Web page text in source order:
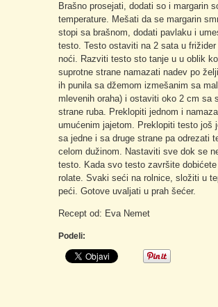
Brašno prosejati, dodati so i margarin
temperature. Mešati da se margarin
stopi sa brašnom, dodati pavlaku i
testo. Testo ostaviti na 2 sata u frižider
noći. Razviti testo sto tanje u u oblik
suprotne strane namazati nadev po
ih punila sa džemom izmešanim sa
mlevenih oraha) i ostaviti oko 2 cm sa
strane ruba. Preklopiti jednom i
umućenim jajetom. Preklopiti testo još
sa jedne i sa druge strane pa odrezati
celom dužinom. Nastaviti sve dok se
testo. Kada svo testo završite dobićete
rolate. Svaki seći na rolnice, složiti u
peći. Gotove uvaljati u prah šećer.
Recept od: Eva Nemet
Podeli: